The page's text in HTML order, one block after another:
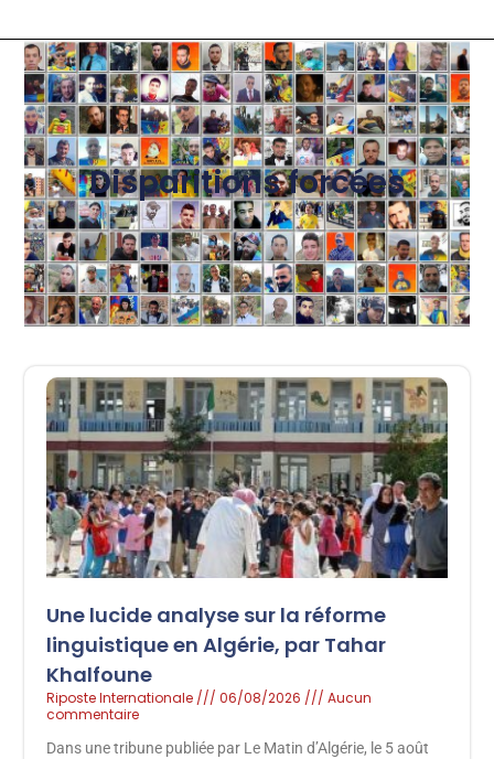
Disparitions forcées
Une lucide analyse sur la réforme
linguistique en Algérie, par Tahar
Khalfoune
Riposte Internationale 06/08/2026
Aucun
commentaire
Dans une tribune publiée par Le Matin d’Algérie, le 5 août